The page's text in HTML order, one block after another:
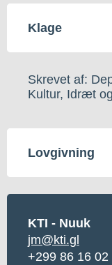
Klage
Skrevet af:
Kultur, Idræt
Lovgivning
KTI - Nuuk
jm@kti.gl
+299 86 16